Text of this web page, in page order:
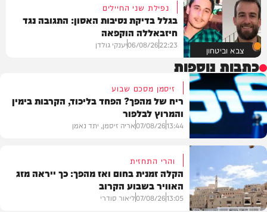
צבא וביטחון
נפילת שני החיילים
בגלל בדיקת נסיבות האסון: התגובה נגד
חיזבאללה הוקפאה
22:23
06/08/26יענקי גולדן
כתבות נוספות
פוליטי
זיסמן מסכם שבוע
ריח של מהפך? הפחד בליכוד, הקרבות בימין
והמרוץ לבלפור
13:44
07/08/26אריה זיסמן, יתד נאמן
והרי התחזית
הקלה זמנית בחום ואז מהפך: כך ייראה מזג
האוויר בשבוע הקרוב
13:05
07/08/26ליאור סודרי